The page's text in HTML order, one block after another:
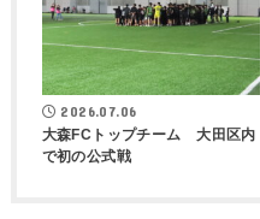
2026.07.06
大森FCトップチーム 大田区内
で初の公式戦